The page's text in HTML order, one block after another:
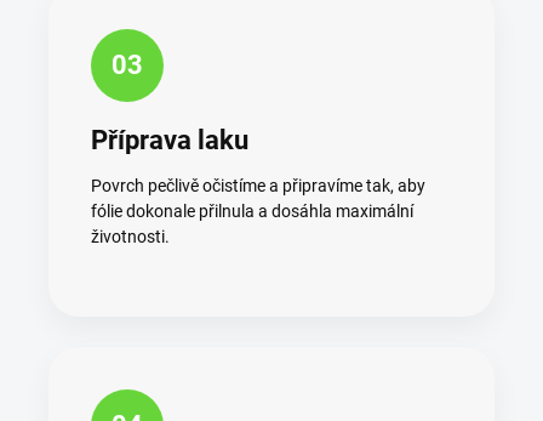
03
Příprava laku
Povrch pečlivě očistíme a připravíme tak, aby
fólie dokonale přilnula a dosáhla maximální
životnosti.